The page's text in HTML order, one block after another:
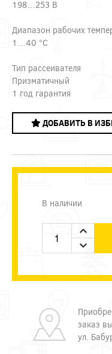
198…253 В
Диапазон рабочих
1…40 °C
Тип рассеивателя
Призматичный
1 год гарантия
ДОБАВИТЬ В
В наличии
заказ
ул.